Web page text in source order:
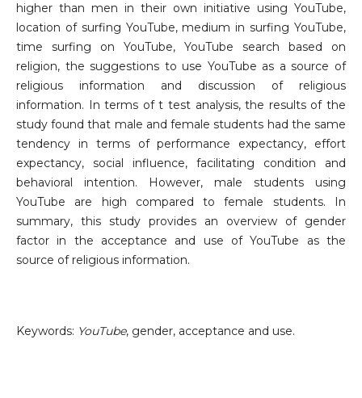
higher than men in their own initiative using YouTube,
location of surfing YouTube, medium in surfing YouTube,
time surfing on YouTube, YouTube search based on
religion, the suggestions to use YouTube as a source of
religious information and discussion of religious
information. In terms of t test analysis, the results of the
study found that male and female students had the same
tendency in terms of performance expectancy, effort
expectancy, social influence, facilitating condition and
behavioral intention. However, male students using
YouTube are high compared to female students. In
summary, this study provides an overview of gender
factor in the acceptance and use of YouTube as the
source of religious information.
Keywords: YouTube, gender, acceptance and use.